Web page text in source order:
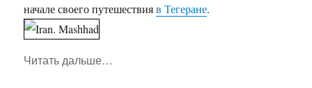
начале своего путешествияв Тегеране.
Читать дальше«Иран. Часть 7. Машхад, Решт и
…